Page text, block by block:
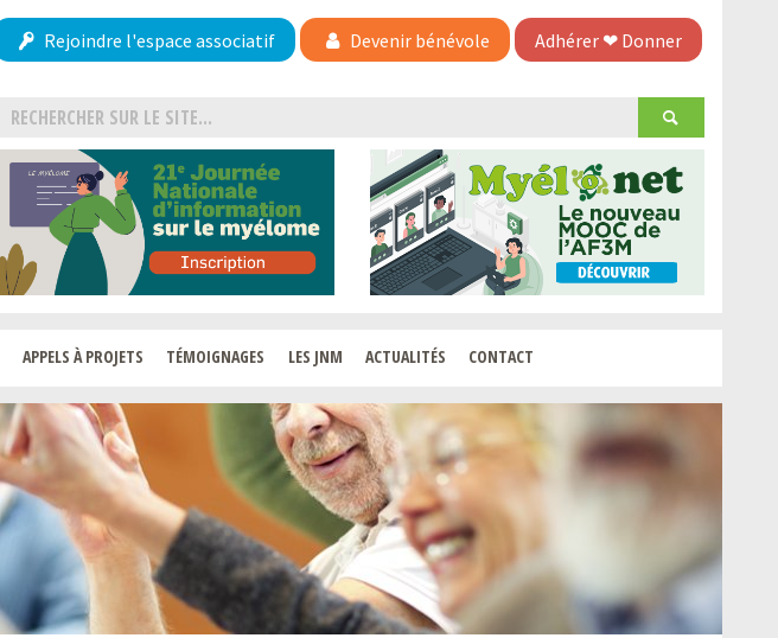
Rejoindre l'espace associatif Devenir bénévole Adhérer ❤ Donner
APPELS À PROJETS TÉMOIGNAGES LES JNM ACTUALITÉS CONTACT